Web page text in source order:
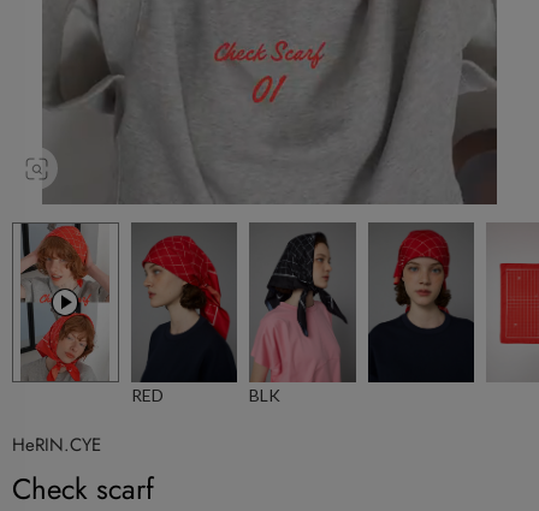
RED BLK
HeRIN.CYE
Check scarf